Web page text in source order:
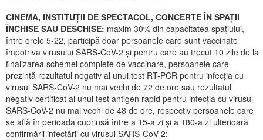
CINEMA, INSTITUȚII DE SPECTACOL, CONCERTE ÎN SPAȚII
ÎNCHISE SAU DESCHISE: maxim 30% din capacitatea spațiului,
între orele 5-22, participă doar persoanele care sunt vaccinate
împotriva virusului SARS-CoV-2 și pentru care au trecut 10 zile de la
finalizarea schemei complete de vaccinare, persoanele care
prezintă rezultatul negativ al unui test RT-PCR pentru infecția cu
virusul SARS-CoV-2 nu mai vechi de 72 de ore sau rezultatul
negativ certificat al unui test antigen rapid pentru infecția cu virusul
SARS-CoV-2 nu mai vechi de 48 de ore, respectiv persoanele care
se află în perioada cuprinsă între a 15-a zi și a 180-a zi ulterioară
confirmării infectării cu virusul SARS-CoV-2;